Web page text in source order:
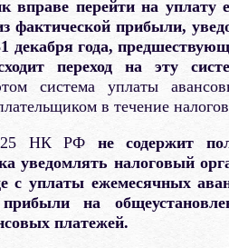
вправе перейти на уплату
фактической прибыли,
декабря года,
переход на эту
система уплаты
в течение
25 НК РФ не содержит
уведомлять налоговый
с уплаты ежемесячных
на
платежей.